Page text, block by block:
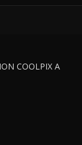
COOLPIX A